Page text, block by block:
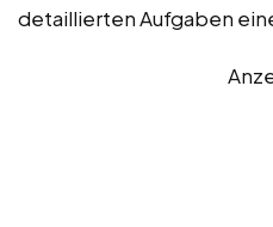
detaillierten Aufgaben